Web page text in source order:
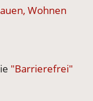
Wohnen
"Barrierefrei"